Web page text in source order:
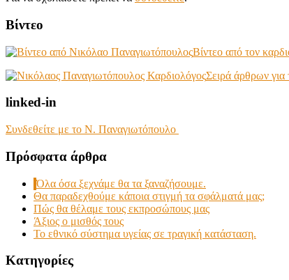
Βίντεο
Βίντεο από τον
Σειρά άρθρων
linked-in
Συνδεθείτε με το Ν. Παναγιωτόπουλο
Πρόσφατα άρθρα
Όλα όσα ξεχνάμε θα τα ξαναζήσουμε.
Θα παραδεχθούμε κάποια στιγμή τα σφάλματά μας;
Πώς θα θέλαμε τους εκπροσώπους μας
Άξιος ο μισθός τους
Το εθνικό σύστημα υγείας σε τραγική κατάσταση.
Kατηγορίες